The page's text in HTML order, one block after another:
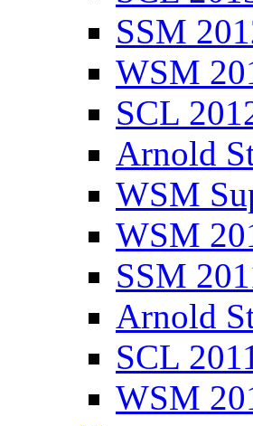
SSM
WSM
SCL
Arnold
WSM
WSM
SSM
Arnold
SCL
WSM